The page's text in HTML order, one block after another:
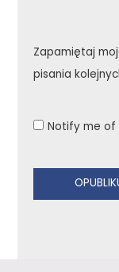
Zapamiętaj
pisania
Notify me of